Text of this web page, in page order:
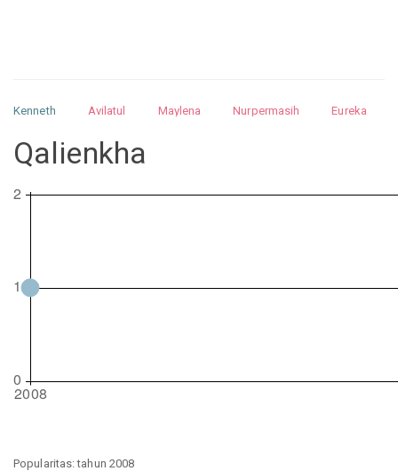
Kenneth Avilatul Maylena Nurpermasih
Eureka
Nurhilman
Pathin Muhalis
Qalienkha
Popularitas: tahun 2008